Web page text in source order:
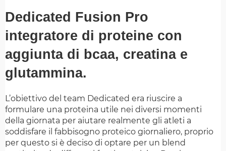
Dedicated Fusion Pro
integratore di proteine con
aggiunta di bcaa, creatina e
glutammina.
L’obiettivo del team Dedicated era riuscire a
formulare una proteina utile nei diversi momenti
della giornata per aiutare realmente gli atleti a
soddisfare il fabbisogno proteico giornaliero, proprio
per questo si è deciso di optare per un blend